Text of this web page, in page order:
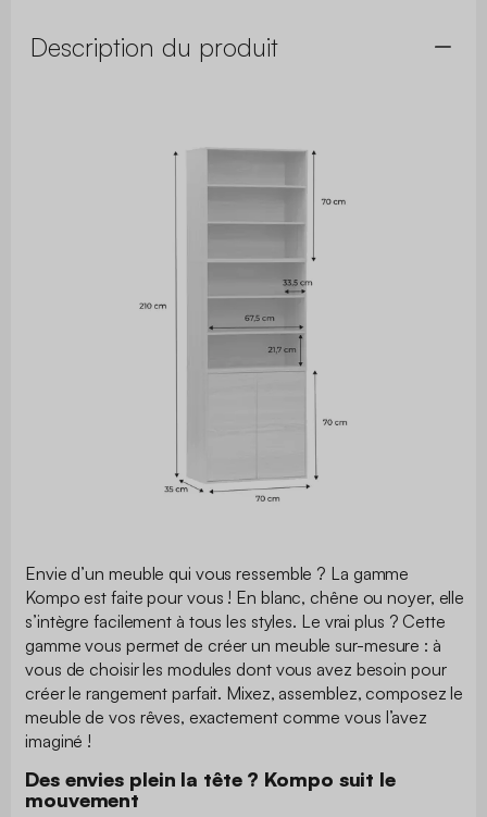
Description du produit
Envie d’un meuble qui vous ressemble ? La gamme
Kompo est faite pour vous ! En blanc, chêne ou noyer, elle
s’intègre facilement à tous les styles. Le vrai plus ? Cette
gamme vous permet de créer un meuble sur-mesure : à
vous de choisir les modules dont vous avez besoin pour
créer le rangement parfait. Mixez, assemblez, composez le
meuble de vos rêves, exactement comme vous l’avez
imaginé !
Des envies plein la tête ? Kompo suit le
mouvement